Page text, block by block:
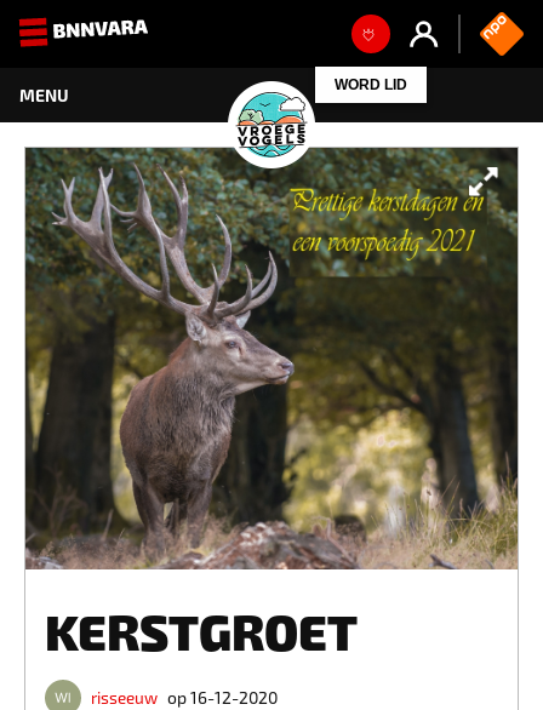
WORD LID
KERSTGROET
risseeuw op 16-12-2020